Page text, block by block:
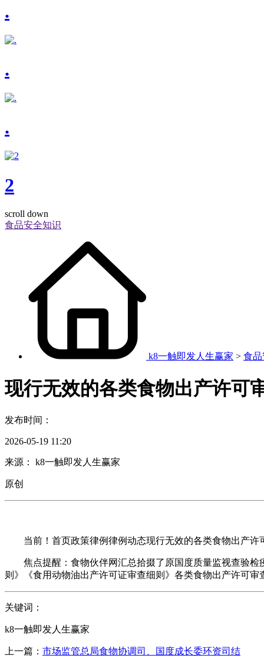
.
.
.
2
scroll down
食品安全知识
k8一触即发人生赢家 > 食
现行无效的各类食物出产许可
发布时间：
2026-05-19 11:20
来源： k8一触即发人生赢家
原创
当前！首页政策律例律例动态现行无效的各类食物出产许
焦点提醒：食物伙伴网汇总拾掇了原国度质量监视查验检
则》《食用动物油出产许可证审查细则》各类食物出产许可审
关键词：
k8一触即发人生赢家
上一篇： 市场监管总局食物协调司、国度成长委环资司结